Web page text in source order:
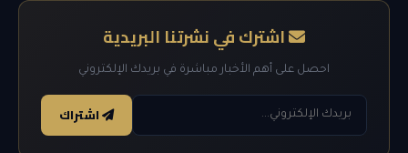
اشترك في نشرتنا البريدية
احصل على أهم الأخبار مباشرة في بريدك الإلكتروني
اشتراك